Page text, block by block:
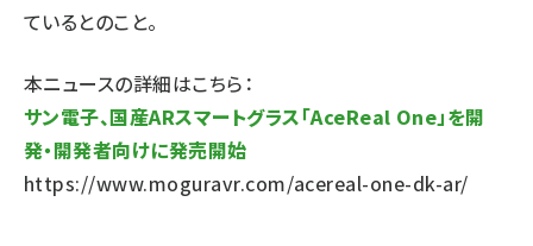
ているとのこと。
本ニュースの詳細はこちら：
サン電子、国産ARスマートグラス「AceReal One」を開
発・開発者向けに発売開始
https://www.moguravr.com/acereal-one-dk-ar/